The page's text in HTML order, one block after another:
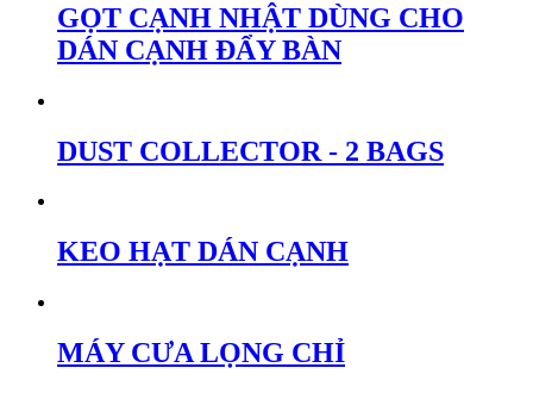
GỌT CẠNH NHẬT DÙNG CHO
DÁN CẠNH ĐẨY BÀN
DUST COLLECTOR - 2 BAGS
KEO HẠT DÁN CẠNH
MÁY CƯA LỌNG CHỈ